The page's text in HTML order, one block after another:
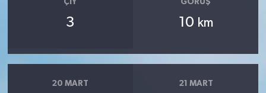
ÇIY
3
GÖRÜŞ
10 km
20 MART 21 MART